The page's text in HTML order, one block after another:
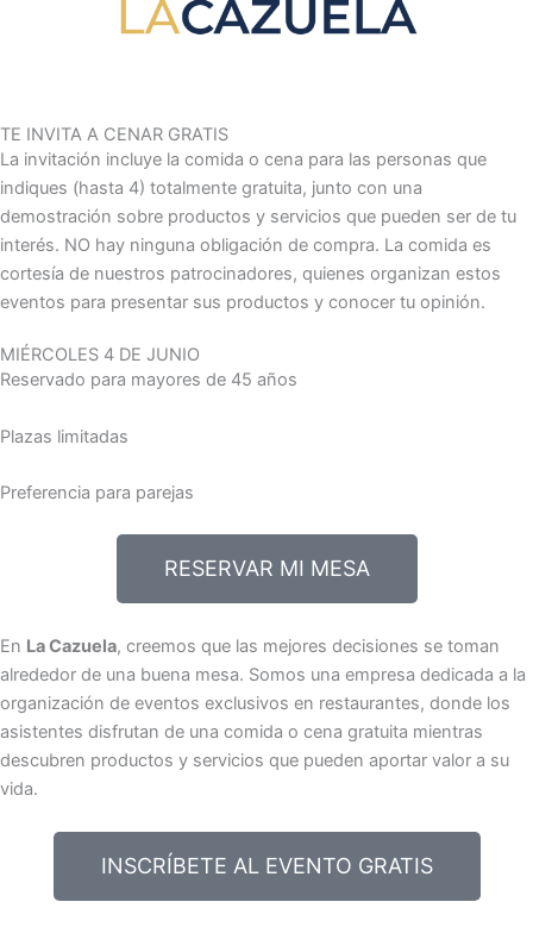
TE INVITA A CENAR GRATIS
La invitación incluye la comida o cena para las personas que
indiques (hasta 4) totalmente gratuita, junto con una
demostración sobre productos y servicios que pueden ser de tu
interés. NO hay ninguna obligación de compra. La comida es
cortesía de nuestros patrocinadores, quienes organizan estos
eventos para presentar sus productos y conocer tu opinión.
MIÉRCOLES 4 DE JUNIO
Reservado para mayores de 45 años
Plazas limitadas
Preferencia para parejas
RESERVAR MI MESA
En La Cazuela, creemos que las mejores decisiones se toman
alrededor de una buena mesa. Somos una empresa dedicada a la
organización de eventos exclusivos en restaurantes, donde los
asistentes disfrutan de una comida o cena gratuita mientras
descubren productos y servicios que pueden aportar valor a su
vida.
INSCRÍBETE AL EVENTO GRATIS